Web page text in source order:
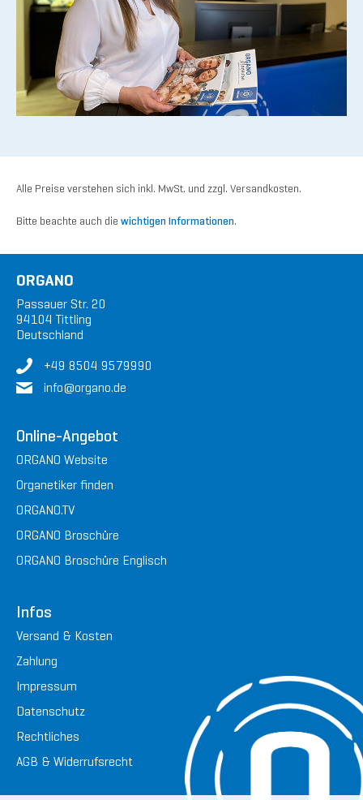
Alle Preise verstehen sich inkl. MwSt. und zzgl. Versandkosten.
Bitte beachte auch die wichtigen Informationen.
ORGANO
Passauer Str. 20
94104 Tittling
Deutschland
+49 8504 9579990
info@organo.de
Online-Angebot
ORGANO Website
Organetiker finden
ORGANO.TV
ORGANO Broschüre
ORGANO Broschüre Englisch
Infos
Versand & Kosten
Zahlung
Impressum
Datenschutz
Rechtliches
AGB & Widerrufsrecht